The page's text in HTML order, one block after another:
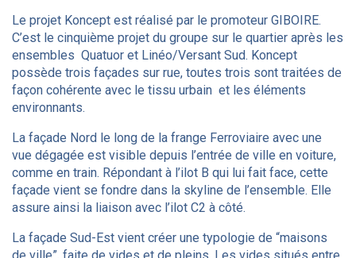
Le projet Koncept est réalisé par le promoteur GIBOIRE.
C’est le cinquième projet du groupe sur le quartier après les
ensembles Quatuor et Linéo/Versant Sud. Koncept
possède trois façades sur rue, toutes trois sont traitées de
façon cohérente avec le tissu urbain et les éléments
environnants.
La façade Nord le long de la frange Ferroviaire avec une
vue dégagée est visible depuis l’entrée de ville en voiture,
comme en train. Répondant à l’ilot B qui lui fait face, cette
façade vient se fondre dans la skyline de l’ensemble. Elle
assure ainsi la liaison avec l’ilot C2 à côté.
La façade Sud-Est vient créer une typologie de “maisons